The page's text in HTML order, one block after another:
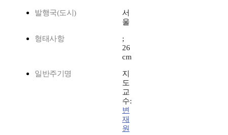
발행국(도시)
서
울
형태사항
;
26
cm
일반주기명
지
도
교
수:
변
재
원